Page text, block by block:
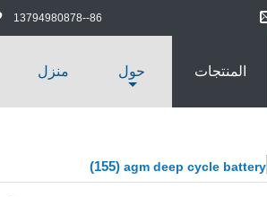
86--13794980878
منزل حول المنتجات
agm deep cycle battery
(155)